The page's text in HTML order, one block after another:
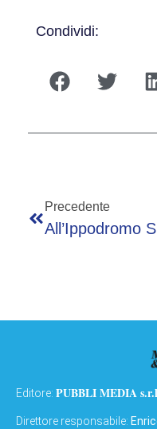
Condividi:
Precedente
Editore: PUBBLI MEDIA
Direttore responsabile: